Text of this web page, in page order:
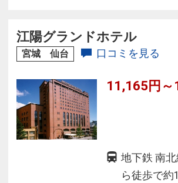
江陽グランドホテル
宮城 仙台 口コミを見る
11,165円～
地下鉄 南
ら徒歩で約